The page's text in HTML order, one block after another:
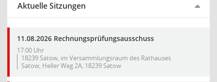
Aktuelle Sitzungen
11.08.2026 Rechnungsprüfungsausschuss
17:00 Uhr
18239 Satow, im Versammlungsraum des Rathauses
Satow, Heller Weg 2A, 18239 Satow